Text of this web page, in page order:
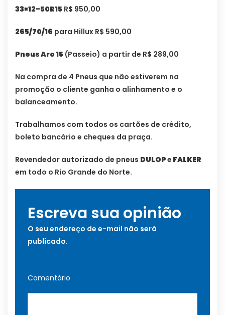
33×12-50R15 R$ 950,00
265/70/16 para Hillux R$ 590,00
Pneus Aro 15 (Passeio) a partir de R$ 289,00
Na compra de 4 Pneus que não estiverem na
promoção o cliente ganha o alinhamento e o
balanceamento.
Trabalhamos com todos os cartões de crédito,
boleto bancário e cheques da praça.
Revendedor autorizado de pneus DULOPe FALKER
em todo o Rio Grande do Norte.
Escreva sua opinião
O seu endereço de e-mail não será
publicado.
Comentário